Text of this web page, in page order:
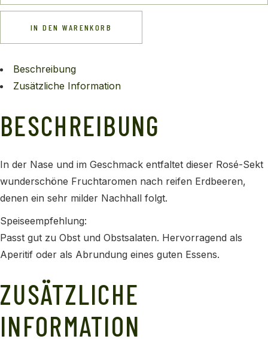
IN DEN WARENKORB
Beschreibung
Zusätzliche Information
BESCHREIBUNG
In der Nase und im Geschmack entfaltet dieser Rosé-Sekt
wunderschöne Fruchtaromen nach reifen Erdbeeren,
denen ein sehr milder Nachhall folgt.
Speiseempfehlung:
Passt gut zu Obst und Obstsalaten. Hervorragend als
Aperitif oder als Abrundung eines guten Essens.
ZUSÄTZLICHE
INFORMATION